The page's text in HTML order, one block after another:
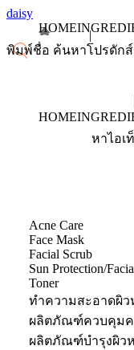
daisy
HOME
HOME
หาไอเ
Acne Care
Face Mask
Facial Scrub
Sun Protection/
Toner
ทำความสะอาดผิวห
ผลิตภัณฑ์ควบคุม
ผลิตภัณฑ์บำรุงผิว